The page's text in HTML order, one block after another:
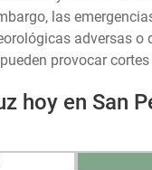
las
adversas o
provocar
hoy en San